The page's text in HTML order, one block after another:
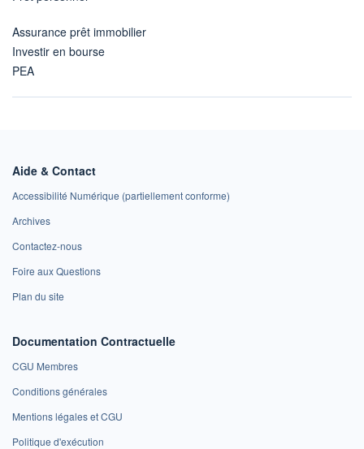
Assurance prêt immobilier
Investir en bourse
PEA
Aide & Contact
Accessibilité Numérique (partiellement conforme)
Archives
Contactez-nous
Foire aux Questions
Plan du site
Documentation Contractuelle
CGU Membres
Conditions générales
Mentions légales et CGU
Politique d'exécution